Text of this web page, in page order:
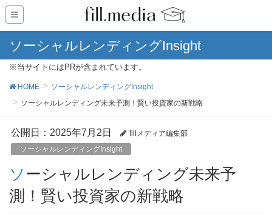
ソーシャルレンディングInsight
※当サイトにはPRが含まれています。
HOME
ソーシャルレンディングInsight
ソーシャルレンディング未来予測！賢い投資家の新戦略
公開日： 2025年7月2日
fillメディア編集部
ソーシャルレンディングInsight
ソーシャルレンディング未来予
測！賢い投資家の新戦略